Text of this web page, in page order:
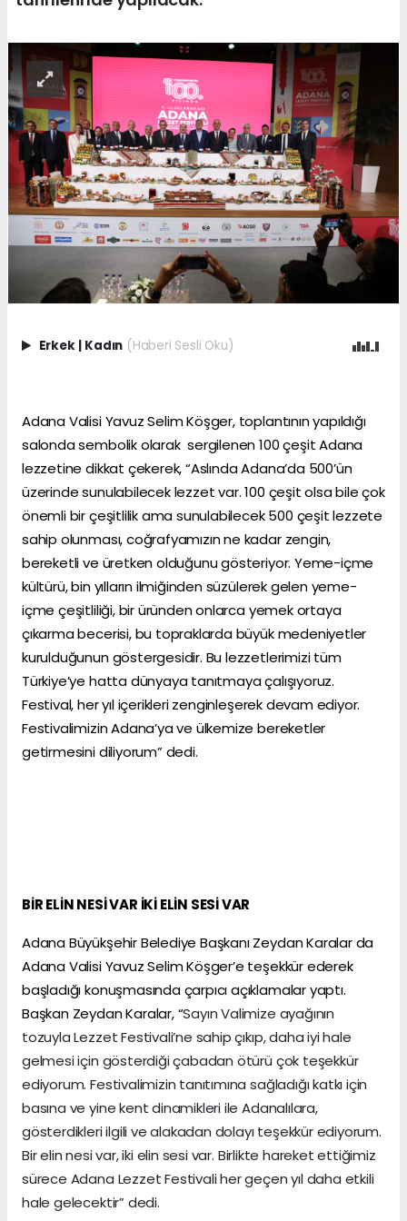
Erkek | Kadın (Haberi Sesli Oku)
Adana Valisi Yavuz Selim Köşger, toplantının yapıldığı
salonda sembolik olarak sergilenen 100 çeşit Adana
lezzetine dikkat çekerek, “Aslında Adana’da 500’ün
üzerinde sunulabilecek lezzet var. 100 çeşit olsa bile çok
önemli bir çeşitlilik ama sunulabilecek 500 çeşit lezzete
sahip olunması, coğrafyamızın ne kadar zengin,
bereketli ve üretken olduğunu gösteriyor. Yeme-içme
kültürü, bin yılların ilmiğinden süzülerek gelen yeme-
içme çeşitliliği, bir üründen onlarca yemek ortaya
çıkarma becerisi, bu topraklarda büyük medeniyetler
kurulduğunun göstergesidir. Bu lezzetlerimizi tüm
Türkiye’ye hatta dünyaya tanıtmaya çalışıyoruz.
Festival, her yıl içerikleri zenginleşerek devam ediyor.
Festivalimizin Adana’ya ve ülkemize bereketler
getirmesini diliyorum” dedi.
BİR ELİN NESİ VAR İKİ ELİN SESİ VAR
Adana Büyükşehir Belediye Başkanı Zeydan Karalar da
Adana Valisi Yavuz Selim Köşger’e teşekkür ederek
başladığı konuşmasında çarpıcı açıklamalar yaptı.
Başkan Zeydan Karalar, “Sayın Valimize ayağının
tozuyla Lezzet Festivali’ne sahip çıkıp, daha iyi hale
gelmesi için gösterdiği çabadan ötürü çok teşekkür
ediyorum. Festivalimizin tanıtımına sağladığı katkı için
basına ve yine kent dinamikleri ile Adanalılara,
gösterdikleri ilgili ve alakadan dolayı teşekkür ediyorum.
Bir elin nesi var, iki elin sesi var. Birlikte hareket ettiğimiz
sürece Adana Lezzet Festivali her geçen yıl daha etkili
hale gelecektir” dedi.